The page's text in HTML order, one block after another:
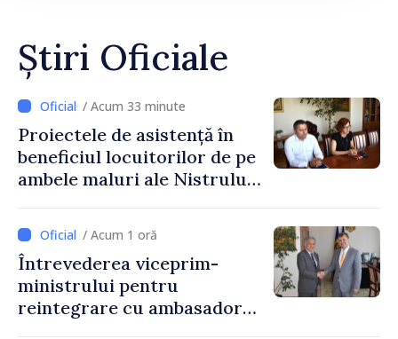
Știri Oficiale
/ Acum 33 minute
Proiectele de asistență în
beneficiul locuitorilor de pe
ambele maluri ale Nistrului
viceprim-ministrului cu
reprezentanta rezidentă a
PNUD în Republica Moldova,
Daniela Gasparikova
/ Acum 1 oră
Întrevederea viceprim-
ministrului pentru
reintegrare cu ambasadorul